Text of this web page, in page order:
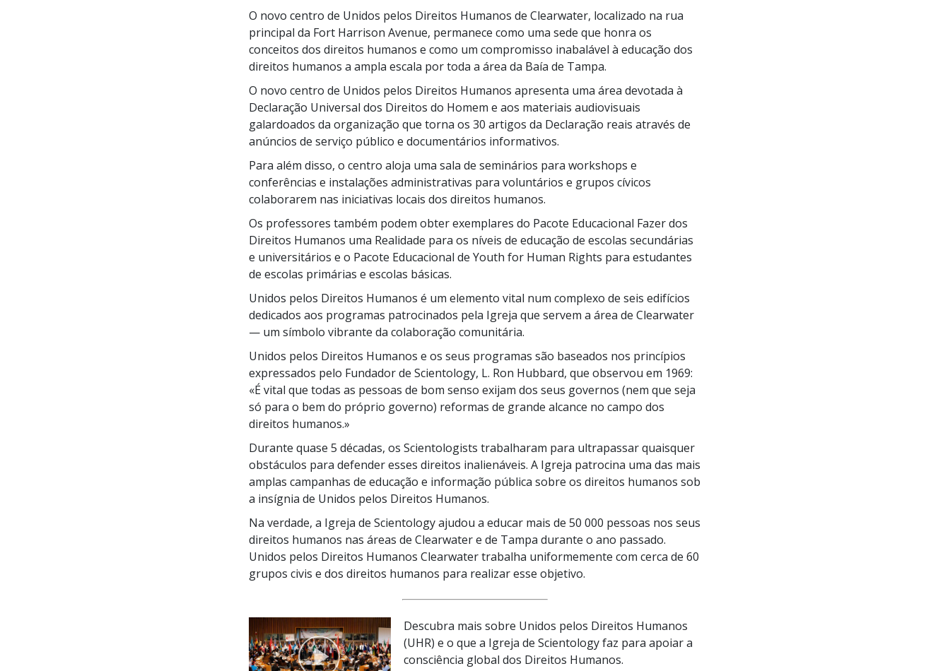
O novo centro de Unidos pelos Direitos Humanos de Clearwater, localizado na rua
principal da Fort Harrison Avenue, permanece como uma sede que honra os
conceitos dos direitos humanos e como um compromisso inabalável à educação dos
direitos humanos a ampla escala por toda a área da Baía de Tampa.
O novo centro de Unidos pelos Direitos Humanos apresenta uma área devotada à
Declaração Universal dos Direitos do Homem e aos materiais audiovisuais
galardoados da organização que torna os 30 artigos da Declaração reais através de
anúncios de serviço público e documentários informativos.
Para além disso, o centro aloja uma sala de seminários para workshops e
conferências e instalações administrativas para voluntários e grupos cívicos
colaborarem nas iniciativas locais dos direitos humanos.
Os professores também podem obter exemplares do Pacote Educacional Fazer dos
Direitos Humanos uma Realidade para os níveis de educação de escolas secundárias
e universitários e o Pacote Educacional de Youth for Human Rights para estudantes
de escolas primárias e escolas básicas.
Unidos pelos Direitos Humanos é um elemento vital num complexo de seis edifícios
dedicados aos programas patrocinados pela Igreja que servem a área de Clearwater
— um símbolo vibrante da colaboração comunitária.
Unidos pelos Direitos Humanos e os seus programas são baseados nos princípios
expressados pelo Fundador de Scientology, L. Ron Hubbard, que observou em 1969:
«É vital que todas as pessoas de bom senso exijam dos seus governos (nem que seja
só para o bem do próprio governo) reformas de grande alcance no campo dos
direitos humanos.»
Durante quase 5 décadas, os Scientologists trabalharam para ultrapassar quaisquer
obstáculos para defender esses direitos inalienáveis. A Igreja patrocina uma das mais
amplas campanhas de educação e informação pública sobre os direitos humanos sob
a insígnia de Unidos pelos Direitos Humanos.
Na verdade, a Igreja de Scientology ajudou a educar mais de 50 000 pessoas nos seus
direitos humanos nas áreas de Clearwater e de Tampa durante o ano passado.
Unidos pelos Direitos Humanos Clearwater trabalha uniformemente com cerca de 60
grupos civis e dos direitos humanos para realizar esse objetivo.
Descubra mais sobre Unidos pelos Direitos Humanos
(UHR) e o que a Igreja de Scientology faz para apoiar a
consciência global dos Direitos Humanos.